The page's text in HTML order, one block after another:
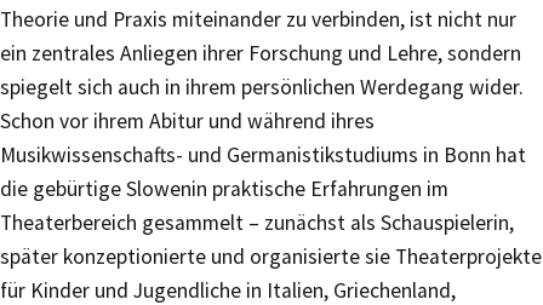
Theorie und Praxis miteinander zu verbinden, ist nicht nur
ein zentrales Anliegen ihrer Forschung und Lehre, sondern
spiegelt sich auch in ihrem persönlichen Werdegang wider.
Schon vor ihrem Abitur und während ihres
Musikwissenschafts- und Germanistikstudiums in Bonn hat
die gebürtige Slowenin praktische Erfahrungen im
Theaterbereich gesammelt – zunächst als Schauspielerin,
später konzeptionierte und organisierte sie Theaterprojekte
für Kinder und Jugendliche in Italien, Griechenland,